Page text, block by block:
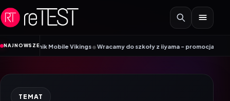
Przejdź do treści
NAJNOWSZEMobile Vikings •Wracamy do szkoły z iiyama – promocja Back to
TEMAT